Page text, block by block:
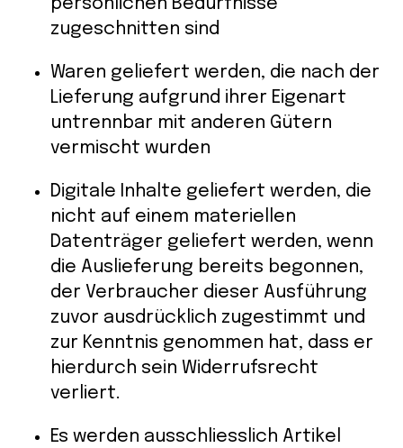
persönlichen Bedürfnisse
zugeschnitten sind
Waren geliefert werden, die nach der
Lieferung aufgrund ihrer Eigenart
untrennbar mit anderen Gütern
vermischt wurden
Digitale Inhalte geliefert werden, die
nicht auf einem materiellen
Datenträger geliefert werden, wenn
die Auslieferung bereits begonnen,
der Verbraucher dieser Ausführung
zuvor ausdrücklich zugestimmt und
zur Kenntnis genommen hat, dass er
hierdurch sein Widerrufsrecht
verliert.
Es werden ausschliesslich Artikel